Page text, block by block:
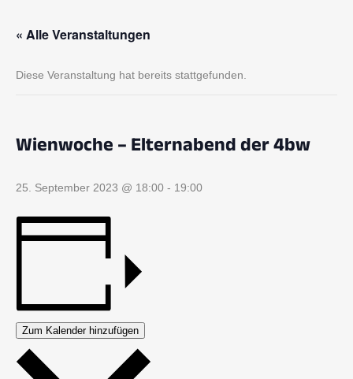
« Alle Veranstaltungen
Diese Veranstaltung hat bereits stattgefunden.
Wienwoche – Elternabend der 4bw
25. September 2023 @ 18:00 - 19:00
Zum Kalender hinzufügen